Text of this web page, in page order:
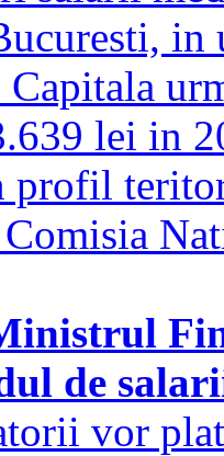
lei in
profil
de
vor